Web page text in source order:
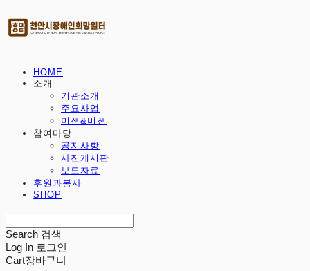
HOME
소개
기관소개
주요사업
미션&비젼
참여마당
공지사항
사진게시판
보도자료
후원과봉사
SHOP
Search 검색
Log In 로그인
Cart장바구니